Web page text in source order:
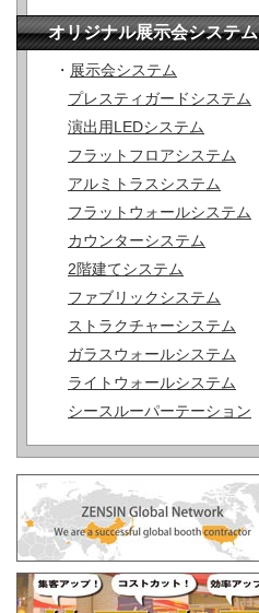
オリジナル展示会システム
・ 展示会システム
プレスティガードシステム
演出用LEDシステム
フラットフロアシステム
アルミトラスシステム
フラットウォールシステム
カウンターシステム
2階建てシステム
ファブリックシステム
ストラクチャーシステム
ガラスウォールシステム
ライトウォールシステム
シースルーパーテーション